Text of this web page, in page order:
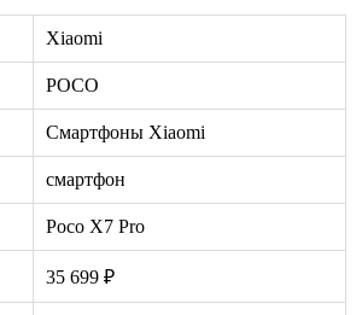
Xiaomi
POCO
Смартфоны Xiaomi
смартфон
Poco X7 Pro
35 699 ₽